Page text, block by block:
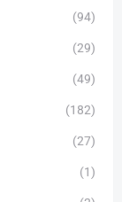
(94)
(29)
(49)
(182)
(27)
(1)